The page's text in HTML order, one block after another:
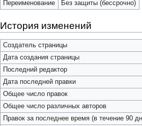
Переименование
Без защиты (бессрочно)
История изменений
Создатель страницы
Дата создания страницы
Последний редактор
Дата последней правки
Общее число правок
Общее число различных авторов
Правок за последнее время (в течение 90